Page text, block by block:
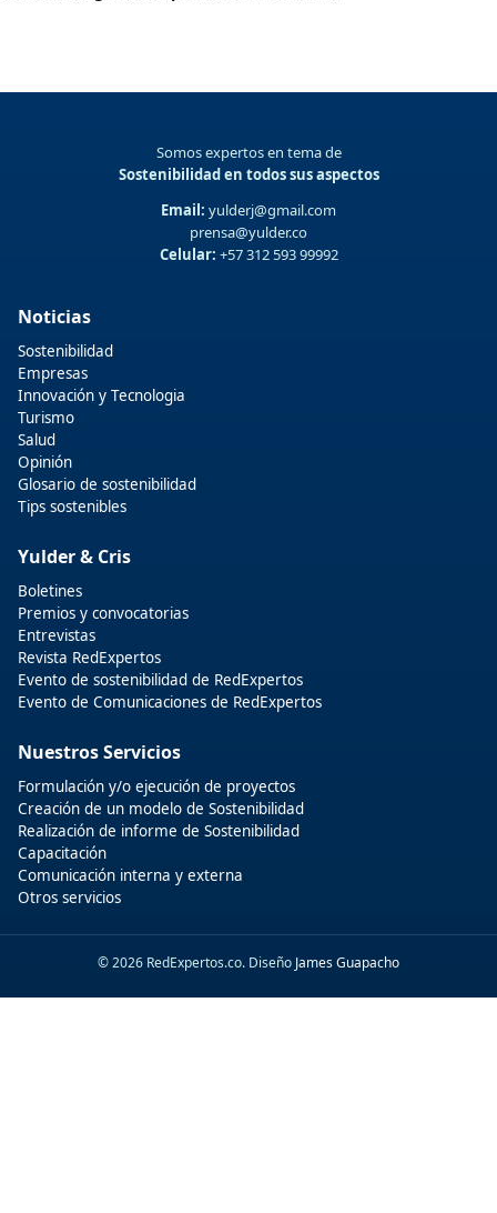
Somos expertos en tema de
Sostenibilidad en todos sus aspectos
Email: yulderj@gmail.com
prensa@yulder.co
Celular: +57 312 593 99992
Noticias
Sostenibilidad
Empresas
Innovación y Tecnologia
Turismo
Salud
Opinión
Glosario de sostenibilidad
Tips sostenibles
Yulder & Cris
Boletines
Premios y convocatorias
Entrevistas
Revista RedExpertos
Evento de sostenibilidad de RedExpertos
Evento de Comunicaciones de RedExpertos
Nuestros Servicios
Formulación y/o ejecución de proyectos
Creación de un modelo de Sostenibilidad
Realización de informe de Sostenibilidad
Capacitación
Comunicación interna y externa
Otros servicios
© 2026 RedExpertos.co. Diseño James Guapacho